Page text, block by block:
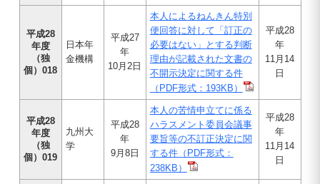
平成28
年度
（独
個）018
日本年
金機構
平成27
年
10月2日
本人によるねんきん特別
便回答に対して「訂正の
必要はない」とする判断
理由が記載された文書の
不開示決定に関する件
（PDF形式：193KB）
平成28
年
11月14
日
平成28
年度
（独
個）019
九州大
学
平成28
年
9月8日
本人の苦情申立てに係る
ハラスメント委員会議事
要旨等の不訂正決定に関
する件（PDF形式：
238KB）
平成28
年
11月14
日